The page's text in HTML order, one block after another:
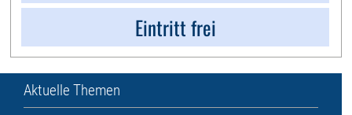
Eintritt frei
Aktuelle Themen